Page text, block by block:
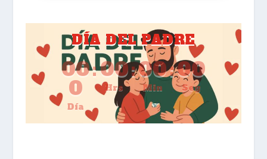
DÍA DEL PADRE
00
0
Día
:00
Hrs
:00
Min
:00
Seg